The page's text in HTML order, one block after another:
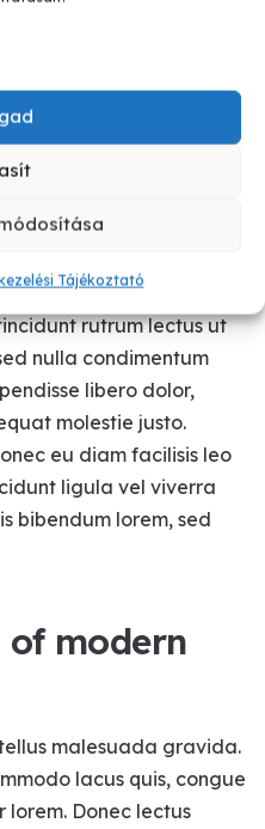
Tájékoztató
venenatis lorem
rutrum lectus ut
nulla condimentum
libero dolor,
molestie justo.
eu diam facilisis leo
ligula vel viverra
bibendum lorem, sed
modern
malesuada gravida.
lacus quis, congue
lorem. Donec lectus